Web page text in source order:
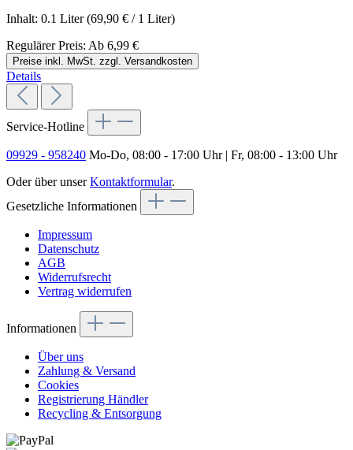
Inhalt: 0.1 Liter(69,90 € / 1 Liter)
Regulärer Preis: Ab 6,99 €
Preise inkl. MwSt. zzgl. Versandkosten
Details
Service-Hotline
09929 - 958240 Mo-Do, 08:00 - 17:00 Uhr | Fr, 08:00 - 13:00 Uhr
Oder über unserKontaktformular.
Gesetzliche Informationen
Impressum
Datenschutz
AGB
Widerrufsrecht
Vertrag widerrufen
Informationen
Über uns
Zahlung & Versand
Cookies
Registrierung Händler
Recycling & Entsorgung